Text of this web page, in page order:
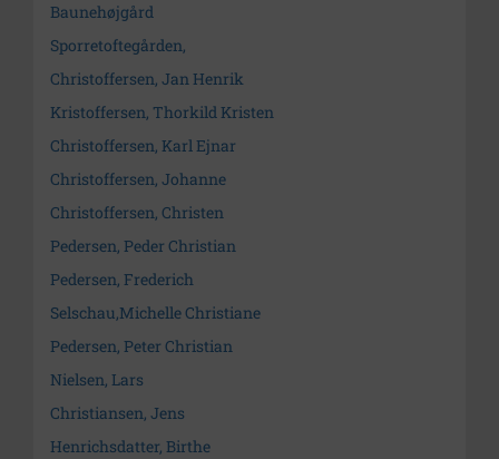
Baunehøjgård
Sporretoftegården,
Christoffersen, Jan Henrik
Kristoffersen, Thorkild Kristen
Christoffersen, Karl Ejnar
Christoffersen, Johanne
Christoffersen, Christen
Pedersen, Peder Christian
Pedersen, Frederich
Selschau,Michelle Christiane
Pedersen, Peter Christian
Nielsen, Lars
Christiansen, Jens
Henrichsdatter, Birthe